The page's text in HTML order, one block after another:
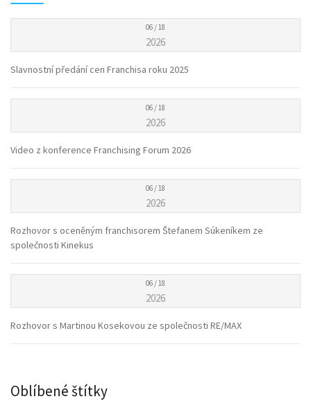
06 / 18
2026
Slavnostní předání cen Franchisa roku 2025
06 / 18
2026
Video z konference Franchising Forum 2026
06 / 18
2026
Rozhovor s oceněným franchisorem Štefanem Súkeníkem ze
společnosti Kinekus
06 / 18
2026
Rozhovor s Martinou Kosekovou ze společnosti RE/MAX
Oblíbené štítky